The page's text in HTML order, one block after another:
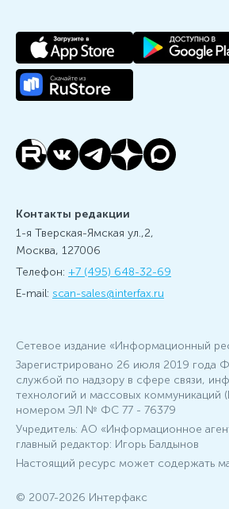
Сетевое издание «Информационный
Зарегистрировано 26 июля 2019 года
службой по надзору в сфере связи,
технологий и массовых коммуникаций
номером ЭЛ № ФС 77 - 76379
Учредитель: АО «Информационное
главный редактор: Игорь Балдынов
Настоящий ресурс может содержать
© 2007-2026 Интерфакс
Контакты редакции
1-я Тверская-Ямская ул.,2,
Москва, 127006
Телефон: +7 (495) 648-32-69
E-mail: scan-sales@interfax.ru